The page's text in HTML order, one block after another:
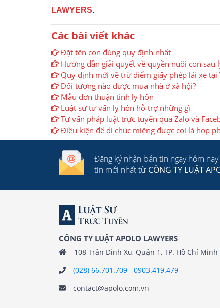
LAWYERS.
Các bài viết khác
Đặt tên con đúng quy định nhất
Hướng dẫn giải quyết về quyền nuôi con
Quy định mới về trừ điểm giấy phép lái xe
Đối tượng nào được mua nhà ở xã hội?
Mẫu đơn thuận tình ly hôn
Luật sư tư vấn ly hôn hỗ trợ những gì
Tư vấn pháp luật trực tuyến qua Zalo và
Điều kiện để di chúc miệng được coi là hợp
Đăng ký nhận bản tin ngay hôm
tin mới nhất từCÔNG TY LUẬT
CÔNG TY LUẬT APOLO LAWYERS
108 Trần Đình Xu, Quận 1, TP. Hồ Chí Minh
(028) 66.701.709 - 0903.419.479
contact@apolo.com.vn